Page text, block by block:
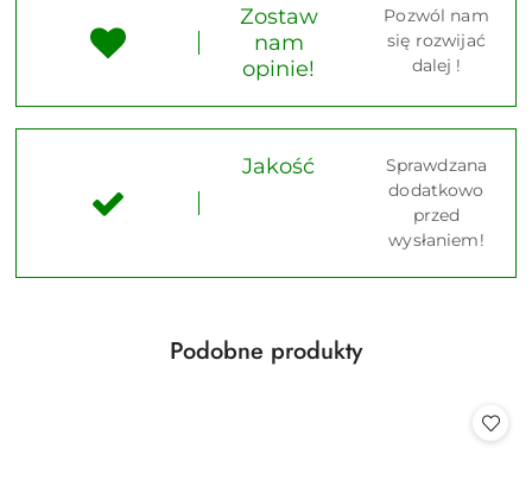
Zostaw
nam
opinie!
Pozwól nam
się rozwijać
dalej !
Jakość
Sprawdzana
dodatkowo
przed
wysłaniem!
Pomiń karuzelę produktów
Produkty
Podobne produkty